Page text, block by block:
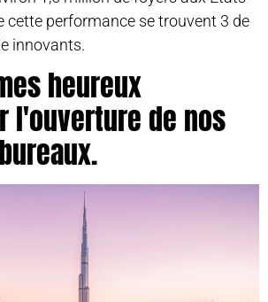
cette performance se trouvent 3 de
innovants.
heureux
l'ouverture de nos